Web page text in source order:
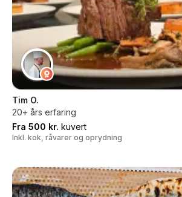
Tim O.
20+ års erfaring
Fra 500 kr. kuvert
Inkl. kok, råvarer og oprydning